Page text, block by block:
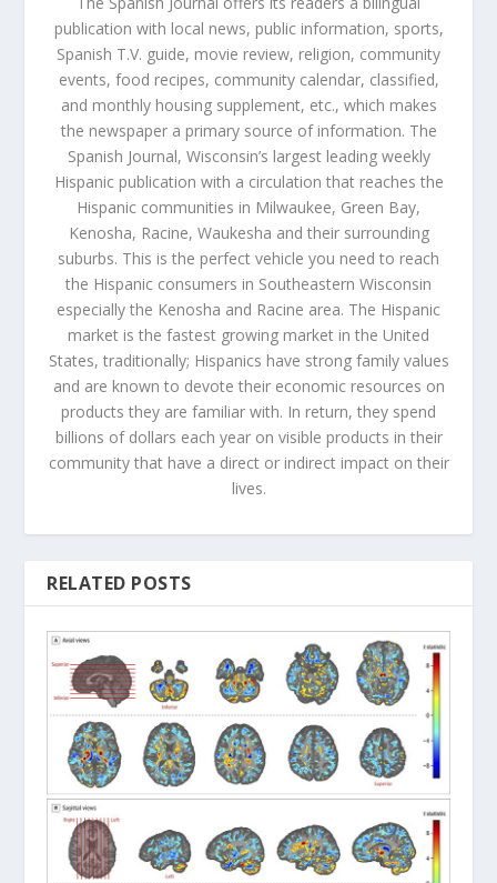
publication with local news, public information, sports,
Spanish T.V. guide, movie review, religion, community
events, food recipes, community calendar, classified,
and monthly housing supplement, etc., which makes
the newspaper a primary source of information. The
Spanish Journal, Wisconsin’s largest leading weekly
Hispanic publication with a circulation that reaches the
Hispanic communities in Milwaukee, Green Bay,
Kenosha, Racine, Waukesha and their surrounding
suburbs. This is the perfect vehicle you need to reach
the Hispanic consumers in Southeastern Wisconsin
especially the Kenosha and Racine area. The Hispanic
market is the fastest growing market in the United
States, traditionally; Hispanics have strong family values
and are known to devote their economic resources on
products they are familiar with. In return, they spend
billions of dollars each year on visible products in their
community that have a direct or indirect impact on their
lives.
RELATED POSTS